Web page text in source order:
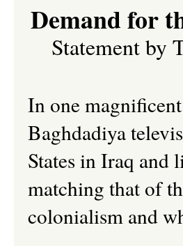
Demand for
Statement by
In one
Baghdadiya
States in Iraq and
matching that of
colonialism and